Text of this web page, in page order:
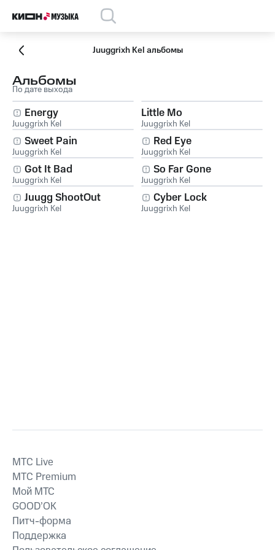
Juuggrixh Kel альбомы
Альбомы
По дате выхода
Energy
Juuggrixh Kel
Little Mo
Juuggrixh Kel
Sweet Pain
Juuggrixh Kel
Red Eye
Juuggrixh Kel
Got It Bad
Juuggrixh Kel
So Far Gone
Juuggrixh Kel
Juugg ShootOut
Juuggrixh Kel
Cyber Lock
Juuggrixh Kel
MTС Live
MTС Premium
Мой МТС
GOOD’OK
Питч-форма
Поддержка